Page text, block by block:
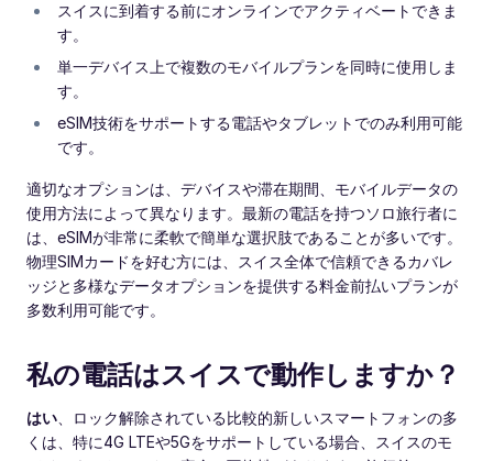
スイスに到着する前にオンラインでアクティベートできま
す。
単一デバイス上で複数のモバイルプランを同時に使用しま
す。
eSIM技術をサポートする電話やタブレットでのみ利用可能
です。
適切なオプションは、デバイスや滞在期間、モバイルデータの
使用方法によって異なります。最新の電話を持つソロ旅行者に
は、eSIMが非常に柔軟で簡単な選択肢であることが多いです。
物理SIMカードを好む方には、スイス全体で信頼できるカバレ
ッジと多様なデータオプションを提供する料金前払いプランが
多数利用可能です。
私の電話はスイスで動作しますか？
はい 、ロック解除されている比較的新しいスマートフォンの多
くは、特に4G LTEや5Gをサポートしている場合、スイスのモ